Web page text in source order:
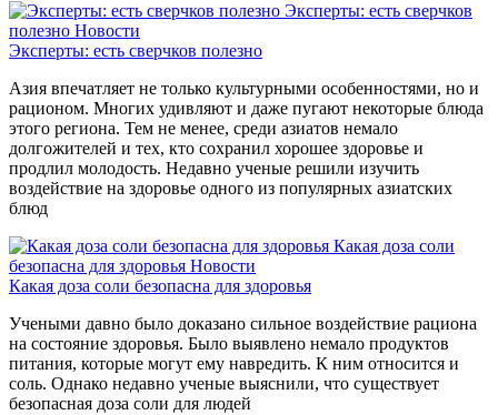
Эксперты: есть сверчков
полезно Новости
Эксперты: есть сверчков полезно
Азия впечатляет не только культурными особенностями, но и
рационом. Многих удивляют и даже пугают некоторые блюда
этого региона. Тем не менее, среди азиатов немало
долгожителей и тех, кто сохранил хорошее здоровье и
продлил молодость. Недавно ученые решили изучить
воздействие на здоровье одного из популярных азиатских
блюд
Какая доза соли
безопасна для здоровья Новости
Какая доза соли безопасна для здоровья
Учеными давно было доказано сильное воздействие рациона
на состояние здоровья. Было выявлено немало продуктов
питания, которые могут ему навредить. К ним относится и
соль. Однако недавно ученые выяснили, что существует
безопасная доза соли для людей